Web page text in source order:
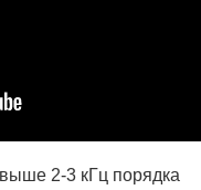
2-3 кГц порядка